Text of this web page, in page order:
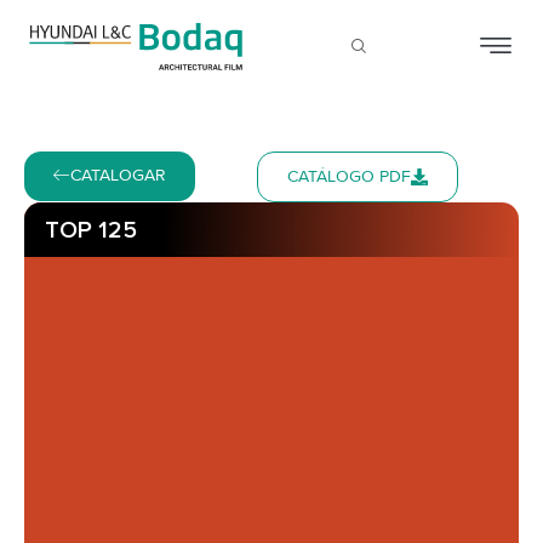
CATALOGAR CATÁLOGO PDF
TOP 125